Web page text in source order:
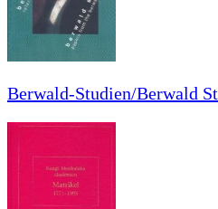
Berwald-Studien/Berwald